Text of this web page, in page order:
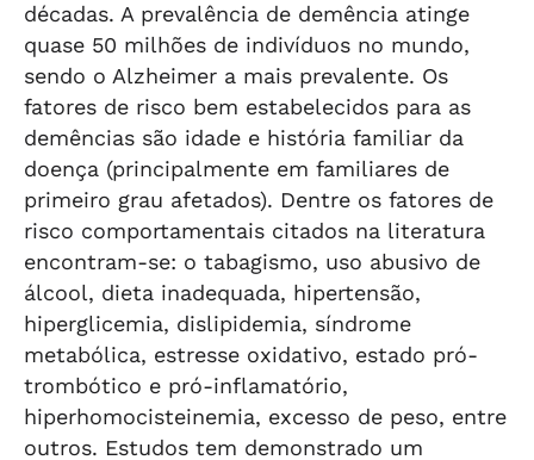
décadas. A prevalência de demência atinge
quase 50 milhões de indivíduos no mundo,
sendo o Alzheimer a mais prevalente. Os
fatores de risco bem estabelecidos para as
demências são idade e história familiar da
doença (principalmente em familiares de
primeiro grau afetados). Dentre os fatores de
risco comportamentais citados na literatura
encontram-se: o tabagismo, uso abusivo de
álcool, dieta inadequada, hipertensão,
hiperglicemia, dislipidemia, síndrome
metabólica, estresse oxidativo, estado pró-
trombótico e pró-inflamatório,
hiperhomocisteinemia, excesso de peso, entre
outros. Estudos tem demonstrado um